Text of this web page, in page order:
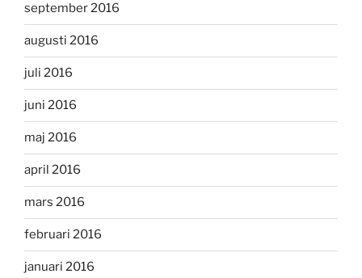
september 2016
augusti 2016
juli 2016
juni 2016
maj 2016
april 2016
mars 2016
februari 2016
januari 2016